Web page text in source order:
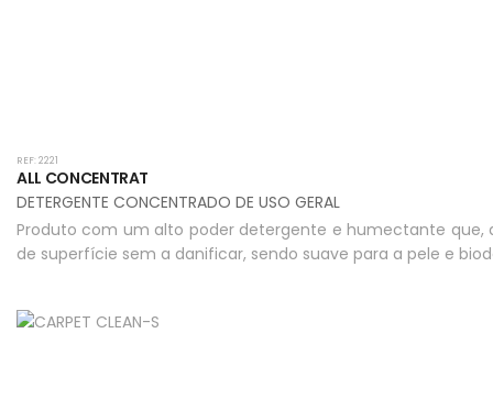
REF: 2221
ALL CONCENTRAT
DETERGENTE CONCENTRADO DE USO GERAL
Produto com um alto poder detergente e humectante que,
de superfície sem a danificar, sendo suave para a pele e